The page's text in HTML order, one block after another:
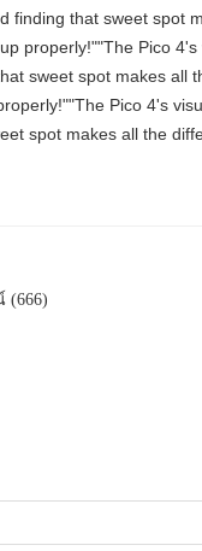
finding that sweet spot
properly!""The Pico 4's
sweet spot makes all
Pico 4's
spot makes all the
(666)